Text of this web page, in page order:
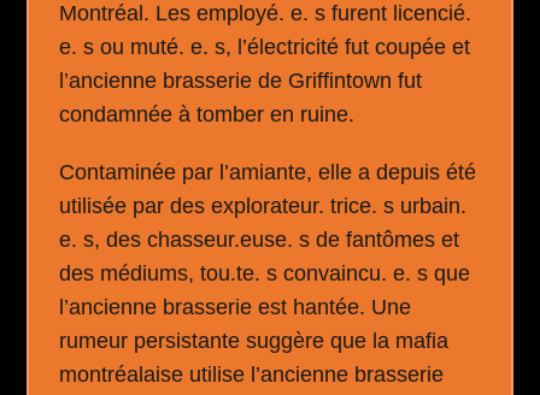
Montréal. Les employé. e. s furent licencié.
e. s ou muté. e. s, l’électricité fut coupée et
l’ancienne brasserie de Griffintown fut
condamnée à tomber en ruine.
Contaminée par l’amiante, elle a depuis été
utilisée par des explorateur. trice. s urbain.
e. s, des chasseur.euse. s de fantômes et
des médiums, tou.te. s convaincu. e. s que
l’ancienne brasserie est hantée. Une
rumeur persistante suggère que la mafia
montréalaise utilise l’ancienne brasserie